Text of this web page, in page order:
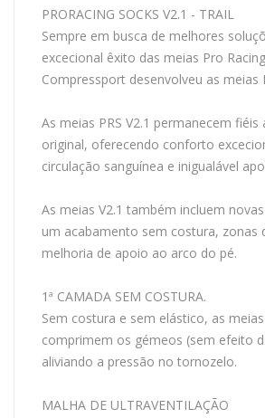
PRORACING SOCKS V2.1 - TRAIL
Sempre em busca de melhores
excecional êxito das meias Pro
Compressport desenvolveu as meias
As meias PRS V2.1 permanecem
original, oferecendo conforto
circulação sanguínea e inigualável
As meias V2.1 também incluem
um acabamento sem costura, zonas
melhoria de apoio ao arco do pé.
1ª CAMADA SEM COSTURA.
Sem costura e sem elástico, as
comprimem os gémeos (sem efeito
aliviando a pressão no tornozelo.
MALHA DE ULTRAVENTILAÇÃO